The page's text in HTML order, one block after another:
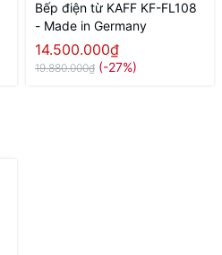
Bếp điện từ KAFF KF-FL108
- Made in Germany
14.500.000₫
19.880.000₫ (-27%)